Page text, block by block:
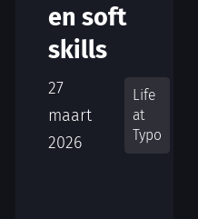
en soft
skills
27
maart
2026
Life
at
Typo